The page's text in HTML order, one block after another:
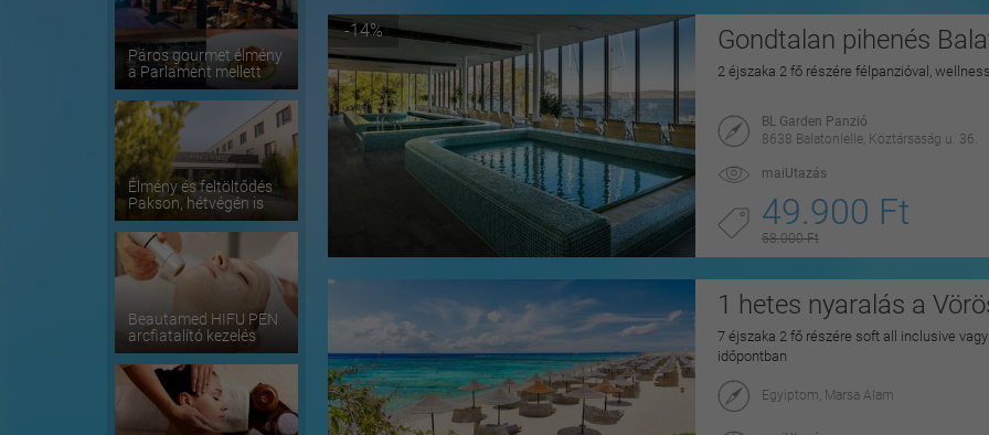
Páros gourmet élmény
a Parlament mellett
Élmény és feltöltődés
Pakson, hétvégén is
Beautamed HIFU PEN
arcfiatalító kezelés
-14% Gondtalan pihenés
2 éjszaka 2 fő részére félpanzióval,
BL Garden Panzió
8638 Balatonlelle, Köztársaság u. 36.
maiUtazás
49.900 Ft
58.000 Ft
1 hetes nyaralás a
7 éjszaka 2 fő részére soft all inclusive
időpontban
Egyiptom, Marsa Alam